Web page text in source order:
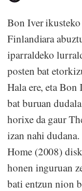
Bon Iver
Finlandiara
iparraldeko
posten bat
Hala ere, eta Bon
bat buruan
horixe da gaur
izan nahi
Home (2008)
honen inguruan
bati entzun nion